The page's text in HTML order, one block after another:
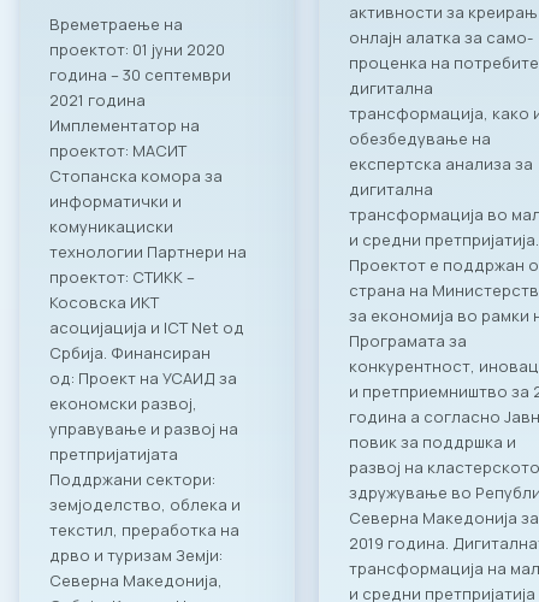
Времетраење на
проектот: 01 јуни 2020
година – 30 септември
2021 година
Имплементатор на
проектот: МАСИТ
Стопанска комора за
информатички и
комуникациски
технологии Партнери на
проектот: СТИКК –
Косовска ИКТ
асоцијација и ICT Net од
Србија. Финансиран
од: Проект на УСАИД за
економски развој,
управување и развој на
претпријатијата
Поддржани сектори:
земјоделство, облека и
текстил, преработка на
дрво и туризам Земји:
Северна Македонија,
активности за
онлајн алатка за само-
проценка на
дигитална
трансформација, како
обезбедување на
експертска анализа за
дигитална
трансформација во
и средни претпријатија.
Проектот е поддржан
страна на
за економија во рамки
Програмата за
конкурентност,
и претприемништво за
година а согласно
повик за поддршка и
развој на кластерското
здружување во
Северна Македонија за
2019 година.
трансформација на
и средни претпријатија